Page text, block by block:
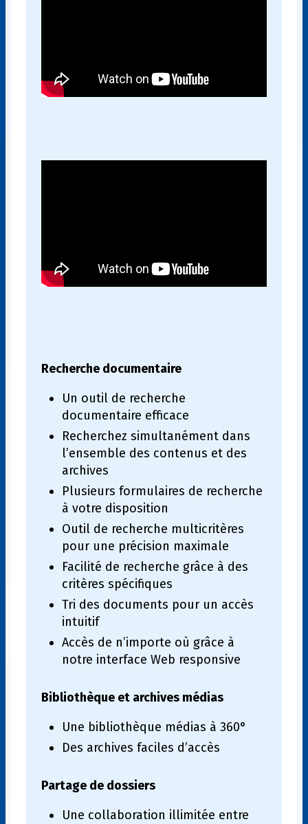
Recherche documentaire
Un outil de recherche
documentaire efficace
Recherchez simultanément dans
l’ensemble des contenus et des
archives
Plusieurs formulaires de recherche
à votre disposition
Outil de recherche multicritères
pour une précision maximale
Facilité de recherche grâce à des
critères spécifiques
Tri des documents pour un accès
intuitif
Accès de n’importe où grâce à
notre interface Web responsive
Bibliothèque et archives médias
Une bibliothèque médias à 360°
Des archives faciles d’accès
Partage de dossiers
Une collaboration illimitée entre